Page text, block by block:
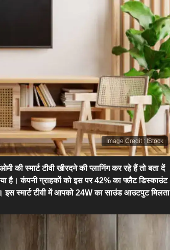
Image Credit: IStock
की स्मार्ट टीवी खीरदने की प्लानिंग कर रहे हैं तो बता दें
है। कंपनी ग्राहकों को इस पर 42% का फ्लैट डिस्काउंट
स्मार्ट टीवी में आपको 24W का साउंड आउटपुट मिलता